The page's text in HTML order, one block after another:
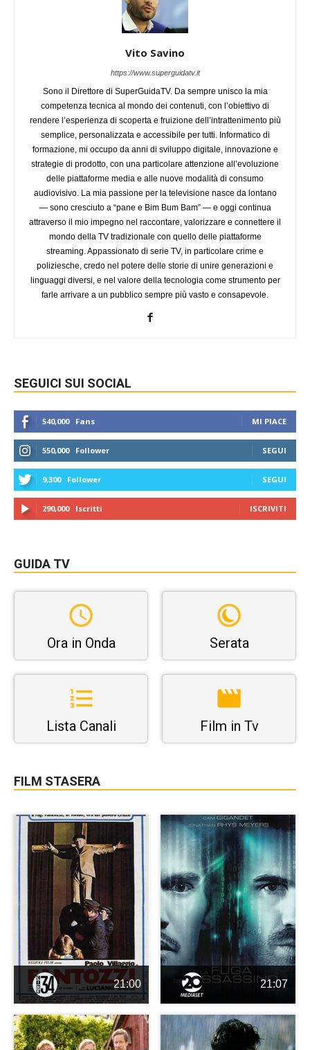
Vito Savino
https://www.superguidatv.it
Sono il Direttore di SuperGuidaTV. Da sempre unisco la mia
competenza tecnica al mondo dei contenuti, con l’obiettivo di
rendere l’esperienza di scoperta e fruizione dell’intrattenimento più
semplice, personalizzata e accessibile per tutti. Informatico di
formazione, mi occupo da anni di sviluppo digitale, innovazione e
strategie di prodotto, con una particolare attenzione all’evoluzione
delle piattaforme media e alle nuove modalità di consumo
audiovisivo. La mia passione per la televisione nasce da lontano
— sono cresciuto a “pane e Bim Bum Bam” — e oggi continua
attraverso il mio impegno nel raccontare, valorizzare e connettere il
mondo della TV tradizionale con quello delle piattaforme
streaming. Appassionato di serie TV, in particolare crime e
poliziesche, credo nel potere delle storie di unire generazioni e
linguaggi diversi, e nel valore della tecnologia come strumento per
farle arrivare a un pubblico sempre più vasto e consapevole.
SEGUICI SUI SOCIAL
540,000 Fans MI PIACE
550,000 Follower SEGUI
9,300 Follower SEGUI
290,000 Iscritti ISCRIVITI
GUIDA TV
Ora in Onda Serata
Lista Canali Film in Tv
FILM STASERA
21:00 21:07